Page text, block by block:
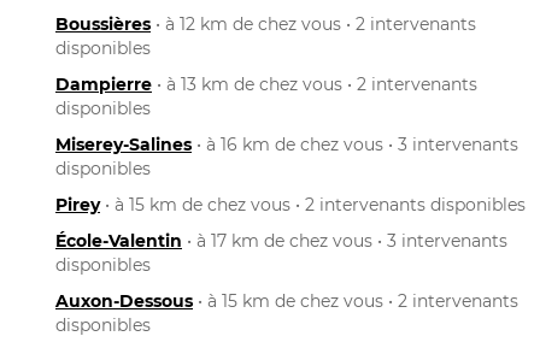
Boussières • à 12 km de chez vous • 2 intervenants
disponibles
Dampierre • à 13 km de chez vous • 2 intervenants
disponibles
Miserey-Salines • à 16 km de chez vous • 3 intervenants
disponibles
Pirey• à 15 km de chez vous • 2 intervenants disponibles
École-Valentin • à 17 km de chez vous • 3 intervenants
disponibles
Auxon-Dessous • à 15 km de chez vous • 2 intervenants
disponibles